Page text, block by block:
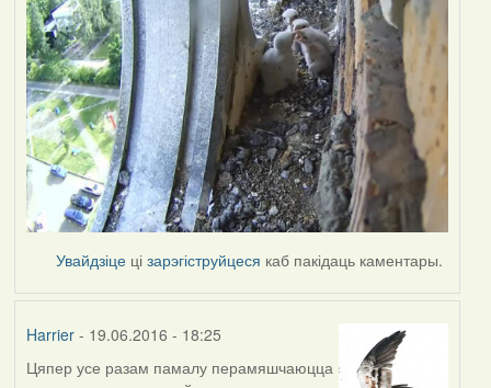
Увайдзіце цізарэгіструйцеся каб пакідаць каментары.
Harrier- 19.06.2016 - 18:25
Цяпер усе разам памалу перамяшчаюцца